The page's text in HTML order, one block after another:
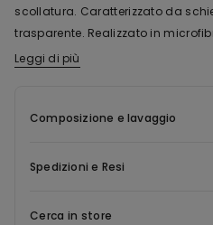
scollatura. Caratterizzato da
trasparente. Realizzato in
perizoma sul retro, il body push
riciclato Econyl ®, rigenerato a
caratteristiche del nylon
Leggi di più
Composizione e lavaggio
Spedizioni e Resi
Cerca in store